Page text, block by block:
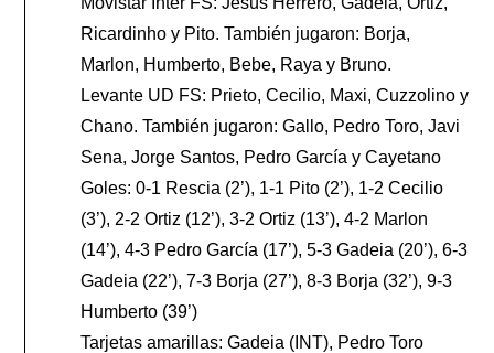
Ricardinho y Pito. También jugaron: Borja,
Marlon, Humberto, Bebe, Raya y Bruno.
Levante UD FS: Prieto, Cecilio, Maxi, Cuzzolino y
Chano. También jugaron: Gallo, Pedro Toro, Javi
Sena, Jorge Santos, Pedro García y Cayetano
Goles: 0-1 Rescia (2’), 1-1 Pito (2’), 1-2 Cecilio
(3’), 2-2 Ortiz (12’), 3-2 Ortiz (13’), 4-2 Marlon
(14’), 4-3 Pedro García (17’), 5-3 Gadeia (20’), 6-3
Gadeia (22’), 7-3 Borja (27’), 8-3 Borja (32’), 9-3
Humberto (39’)
Tarjetas amarillas: Gadeia (INT), Pedro Toro